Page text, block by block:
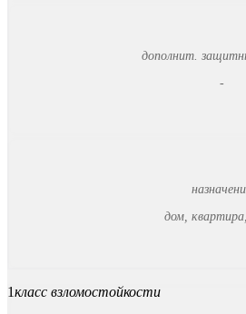
дополнит.
-
дом,
1класс взломостойкости